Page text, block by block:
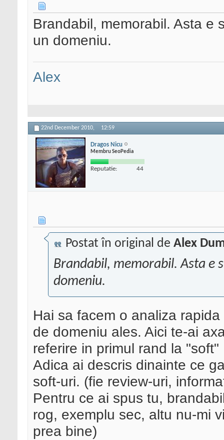
Brandabil, memorabil. Asta e
un domeniu.
Alex
22nd December 2010, 12:59
Dragos Nicu
Membru SeoPedia
Reputatie: 44
Postat în original de Alex
Brandabil, memorabil. Asta e
domeniu.
Hai sa facem o analiza
de domeniu ales. Aici te-ai
referire in primul rand la
Adica ai descris dinainte ce
soft-uri. (fie review-uri,
Pentru ce ai spus tu,
rog, exemplu sec, altu nu-mi
prea bine)